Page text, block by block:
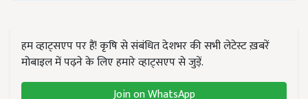
हम व्हाट्सएप पर हैं! कृषि से संबंधित देशभर की सभी लेटेस्ट ख़बरें
मोबाइल में पढ़ने के लिए हमारे व्हाट्सएप से जुड़ें.
Join on WhatsApp